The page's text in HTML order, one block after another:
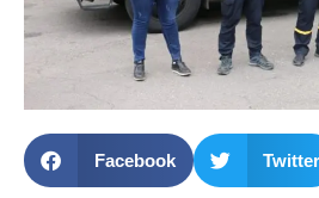
Facebook Twitter